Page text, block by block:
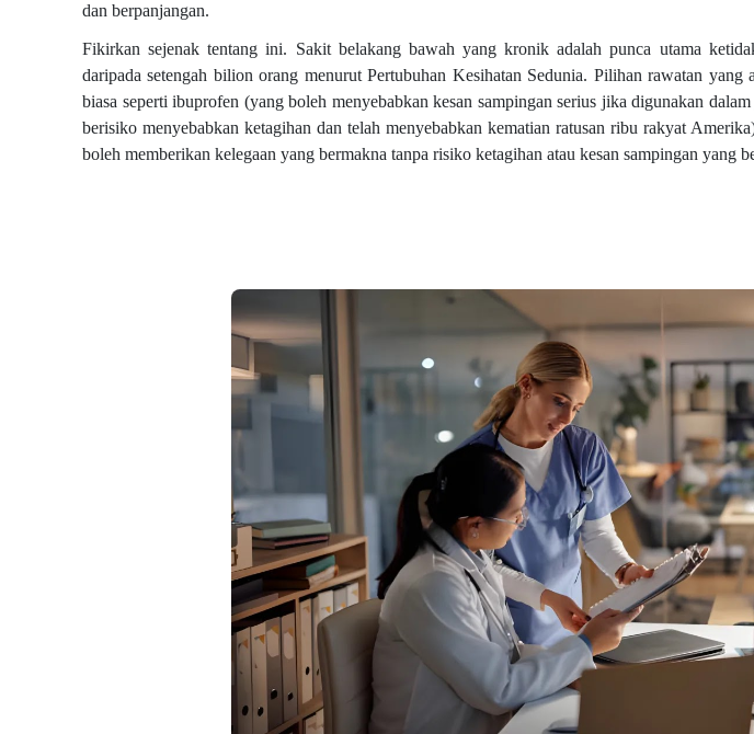
dan berpanjangan.
Fikirkan sejenak tentang ini. Sakit belakang bawah yang kronik adalah punca utama
daripada setengah bilion orang menurut Pertubuhan Kesihatan Sedunia. Pilihan rawatan yang
biasa seperti ibuprofen (yang boleh menyebabkan kesan sampingan serius jika digunakan
berisiko menyebabkan ketagihan dan telah menyebabkan kematian ratusan ribu rakyat
boleh memberikan kelegaan yang bermakna tanpa risiko ketagihan atau kesan sampingan yang